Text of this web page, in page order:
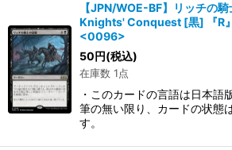
【JPN/WOE-BF】リッチの
Knights' Conquest [黒] 『R』
<0096>
50円(税込)
在庫数 1点
・このカードの言語は日本語
筆の無い限り、カードの状態
す。